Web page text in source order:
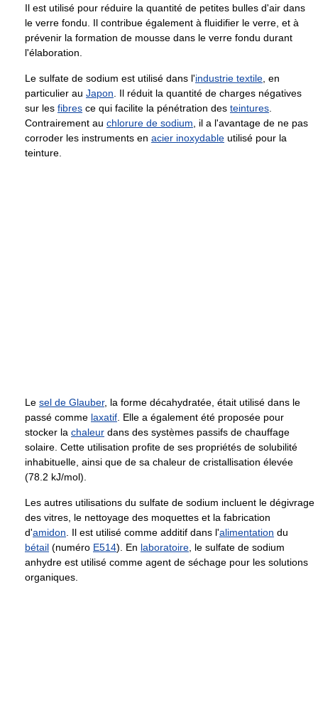
Il est utilisé pour réduire la quantité de petites bulles d'air dans
le verre fondu. Il contribue également à fluidifier le verre, et à
prévenir la formation de mousse dans le verre fondu durant
l'élaboration.
Le sulfate de sodium est utilisé dans l'industrie textile, en
particulier au Japon. Il réduit la quantité de charges négatives
sur les fibres ce qui facilite la pénétration des teintures.
Contrairement au chlorure de sodium, il a l'avantage de ne pas
corroder les instruments en acier inoxydable utilisé pour la
teinture.
Le sel de Glauber, la forme décahydratée, était utilisé dans le
passé comme laxatif. Elle a également été proposée pour
stocker la chaleur dans des systèmes passifs de chauffage
solaire. Cette utilisation profite de ses propriétés de solubilité
inhabituelle, ainsi que de sa chaleur de cristallisation élevée
(78.2 kJ/mol).
Les autres utilisations du sulfate de sodium incluent le dégivrage
des vitres, le nettoyage des moquettes et la fabrication
d'amidon. Il est utilisé comme additif dans l'alimentation du
bétail (numéro E514). En laboratoire, le sulfate de sodium
anhydre est utilisé comme agent de séchage pour les solutions
organiques.